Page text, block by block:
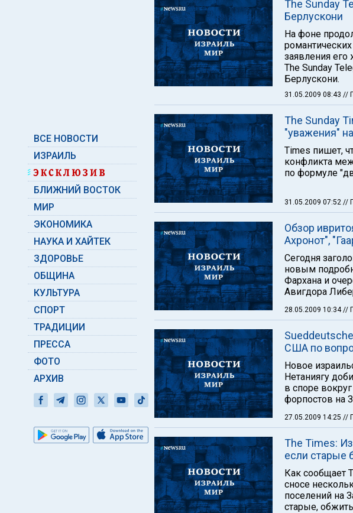
ВСЕ НОВОСТИ
ИЗРАИЛЬ
БЛИЖНИЙ ВОСТОК
МИР
ЭКОНОМИКА
НАУКА И ХАЙТЕК
ЗДОРОВЬЕ
ОБЩИНА
КУЛЬТУРА
СПОРТ
ТРАДИЦИИ
ПРЕССА
ФОТО
АРХИВ
The Sunday
Берлускони
На фоне
заявления
The Sunday
Берлускони.
31.05.2009 08:43 //
The Sunday
"уважения"
Times пишет,
конфликта
по формуле
31.05.2009 07:52 //
Обзор
Ахронот",
Сегодня
новым
Фархана и
Авигдора
28.05.2009 10:34//
США по
Новое
Нетаниягу
в споре
форпостов на
27.05.2009 14:25 //
The Times:
если старые
Как сообщает
сносе
поселений на
старые,